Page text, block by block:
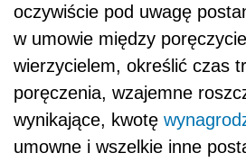
oczywiście pod uwagę
w umowie między
wierzycielem, określić czas
poręczenia, wzajemne
wynikające, kwotę
umowne i wszelkie inne